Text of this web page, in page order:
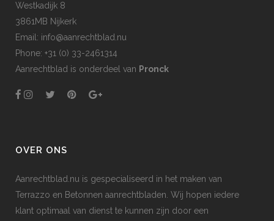
Westkadijk 8
3861MB Nijkerk
Email: info@aanrechtblad.nu
Phone: +31 (0) 33-2461314
Aanrechtblad is onderdeel van Pronck
OVER ONS
Aanrechtblad.nu is gespecialiseerd in het maken van
Terrazzo en Betonnen aanrechtbladen. Wij hopen iedere
klant optimaal van dienst te kunnen zijn door een